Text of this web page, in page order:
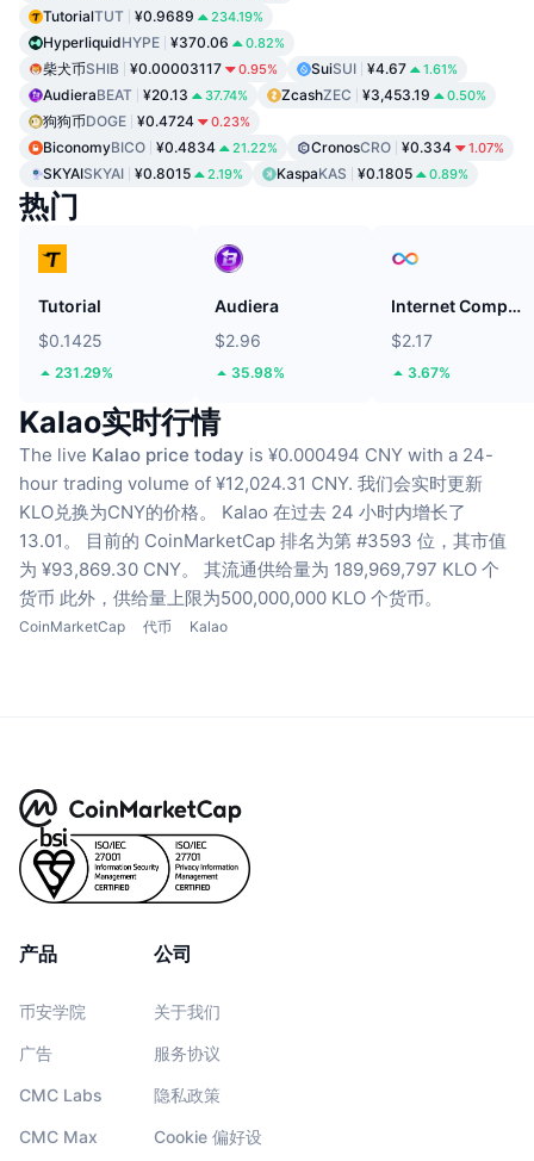
TutorialTUT ¥0.9689 234.19%
HyperliquidHYPE ¥370.06 0.82%
柴犬币SHIB ¥0.00003117 0.95% SuiSUI ¥4.67 1.61%
AudieraBEAT ¥20.13 37.74% ZcashZEC ¥3,453.19 0.50%
狗狗币DOGE ¥0.4724 0.23%
BiconomyBICO ¥0.4834 21.22% CronosCRO ¥0.334 1.07%
SKYAISKYAI ¥0.8015 2.19% KaspaKAS ¥0.1805 0.89%
热门
Tutorial
$0.1425
231.29%
Audiera
$2.96
35.98%
Internet Computer
$2.17
3.67%
Kalao实时行情
The live Kalao price today is ¥0.000494 CNY with a 24-
hour trading volume of ¥12,024.31 CNY. 我们会实时更新
KLO兑换为CNY的价格。
Kalao 在过去 24 小时内增长了
13.01。
目前的 CoinMarketCap 排名为第 #3593 位，其市值
为 ¥93,869.30 CNY。
其流通供给量为 189,969,797 KLO 个
货币 此外，供给量上限为500,000,000 KLO 个货币。
CoinMarketCap 代币 Kalao
产品
币安学院
广告
CMC Labs
CMC Max
公司
关于我们
服务协议
隐私政策
Cookie 偏好设